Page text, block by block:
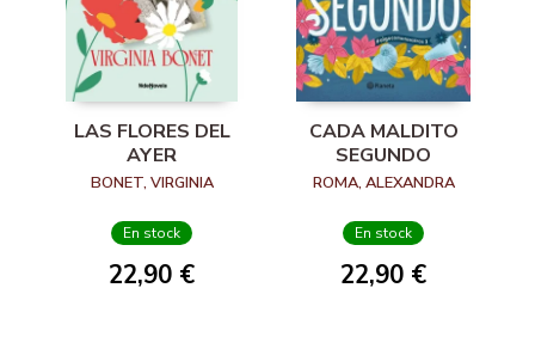
LAS FLORES DEL
AYER
BONET, VIRGINIA
En stock
22,90 €
CADA MALDITO
SEGUNDO
ROMA, ALEXANDRA
En stock
22,90 €